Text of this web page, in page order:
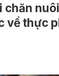
chăn
về thực